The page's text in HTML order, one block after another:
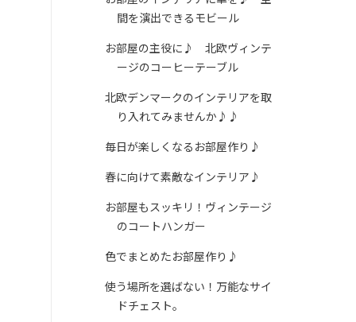
間を演出できるモビール
お部屋の主役に♪ 北欧ヴィンテ
ージのコーヒーテーブル
北欧デンマークのインテリアを取
り入れてみませんか♪♪
毎日が楽しくなるお部屋作り♪
春に向けて素敵なインテリア♪
お部屋もスッキリ！ヴィンテージ
のコートハンガー
色でまとめたお部屋作り♪
使う場所を選ばない！万能なサイ
ドチェスト。